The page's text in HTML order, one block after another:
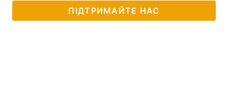
ПІДТРИМАЙТЕ НАС